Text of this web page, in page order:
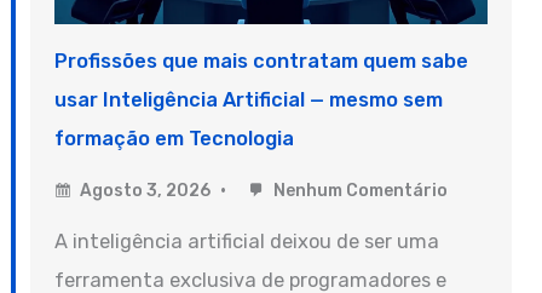
Profissões que mais contratam quem sabe
usar Inteligência Artificial — mesmo sem
formação em Tecnologia
Agosto 3, 2026 Nenhum Comentário
A inteligência artificial deixou de ser uma
ferramenta exclusiva de programadores e